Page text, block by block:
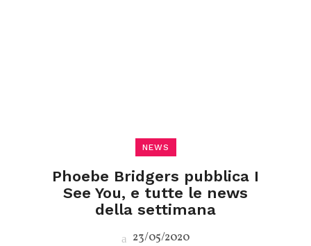
NEWS
Phoebe Bridgers pubblica I
See You, e tutte le news
della settimana
23/05/2020